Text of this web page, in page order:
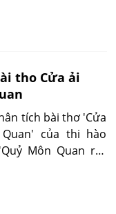
tho Cửa ải
tích bài thơ 'Cửa
của thi hào
Môn Quan rút